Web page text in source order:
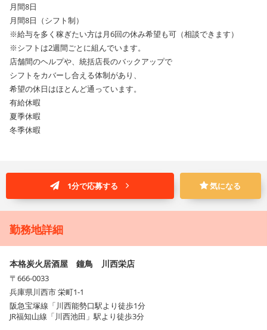
月間8日
月間8日（シフト制）
※給与を多く稼ぎたい方は月6回の休み希望も可（相談できます）
※シフトは2週間ごとに組んでいます。
店舗間のヘルプや、統括店長のバックアップで
シフトをカバーし合える体制があり、
希望の休日はほとんど通っています。
有給休暇
夏季休暇
冬季休暇
1分で応募する 気になる
勤務地詳細
本格炭火居酒屋 鐘鳥 川西栄店
〒666-0033
兵庫県川西市 栄町1-1
阪急宝塚線「川西能勢口駅より徒歩1分
JR福知山線「川西池田」駅より徒歩3分